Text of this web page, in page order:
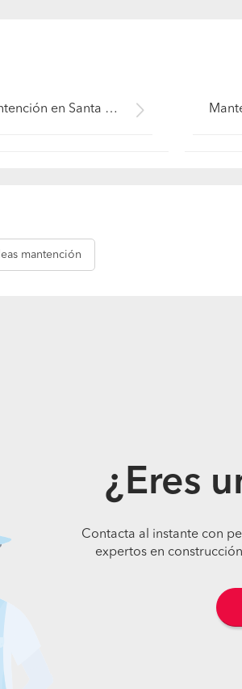
Mantención en Santa Cruz (Región VI Libertador B. O'Higgins - Colchagua)
mantención
¿Eres
Contacta al instante con
expertos en